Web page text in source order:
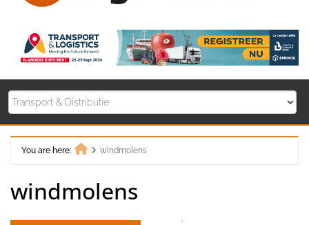
You are here:
windmolens
windmolens